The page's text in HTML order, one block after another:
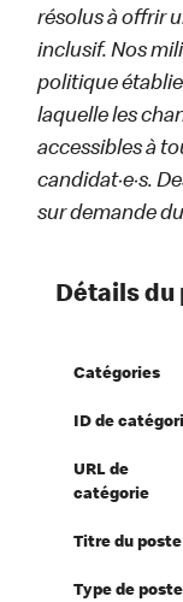
résolus à offrir
inclusif. Nos
politique
laquelle les
accessibles à
candidat·e·s.
sur demande
Détails du
Catégories
ID de
URL de
catégorie
Titre du poste
Type de poste